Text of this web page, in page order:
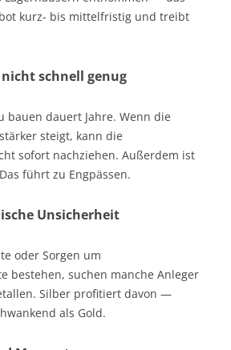
kurz- bis mittelfristig und treibt
schnell genug
bauen dauert Jahre. Wenn die
steigt, kann die
sofort nachziehen. Außerdem ist
führt zu Engpässen.
Unsicherheit
oder Sorgen um
bestehen, suchen manche Anleger
Silber profitiert davon —
als Gold.